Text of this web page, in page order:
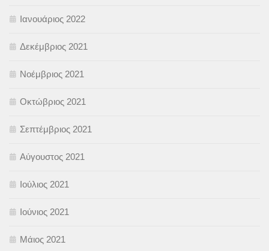
Ιανουάριος 2022
Δεκέμβριος 2021
Νοέμβριος 2021
Οκτώβριος 2021
Σεπτέμβριος 2021
Αύγουστος 2021
Ιούλιος 2021
Ιούνιος 2021
Μάιος 2021